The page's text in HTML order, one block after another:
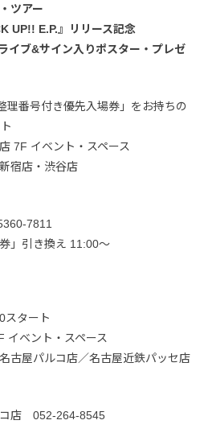
ツアー
UP!! E.P.』リリース記念
イブ&サイン入りポスター・プレゼ
番号付き優先入場券」をお持ちの
7F イベント・スペース
宿店・渋谷店
7811
」引き換え 11:00～
スタート
イベント・スペース
古屋パルコ店／名古屋近鉄パッセ店
コ店 052-264-8545